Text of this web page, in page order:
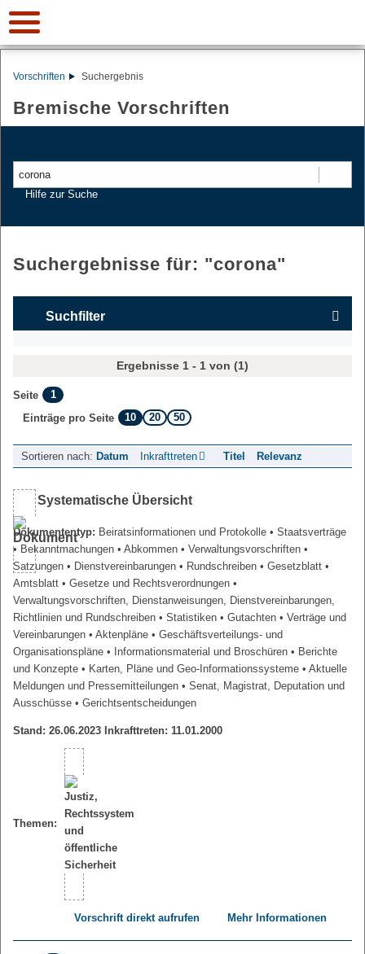
Vorschriften Suchergebnis
Bremische Vorschriften
Hilfe zur Suche
Suchergebnisse für: "corona"
Suchfilter
Ergebnisse 1 - 1 von (1)
Seite
1
Einträge pro Seite
10 20 50
Sortieren nach: Datum Inkrafttreten Titel Relevanz
Systematische Übersicht
Dokumententyp: Beiratsinformationen und Protokolle • Staatsverträge
• Bekanntmachungen • Abkommen • Verwaltungsvorschriften •
Satzungen • Dienstvereinbarungen • Rundschreiben • Gesetzblatt •
Amtsblatt • Gesetze und Rechtsverordnungen •
Verwaltungsvorschriften, Dienstanweisungen, Dienstvereinbarungen,
Richtlinien und Rundschreiben • Statistiken • Gutachten • Verträge und
Vereinbarungen • Aktenpläne • Geschäftsverteilungs- und
Organisationspläne • Informationsmaterial und Broschüren • Berichte
und Konzepte • Karten, Pläne und Geo-Informationssysteme • Aktuelle
Meldungen und Pressemitteilungen • Senat, Magistrat, Deputation und
Ausschüsse • Gerichtsentscheidungen
Stand: 26.06.2023 Inkrafttreten: 11.01.2000
Themen:
Vorschrift direkt aufrufen Mehr Informationen